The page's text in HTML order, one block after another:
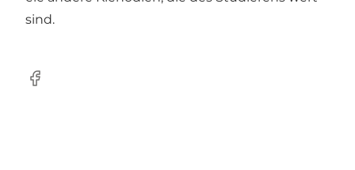
sind.
Facebook